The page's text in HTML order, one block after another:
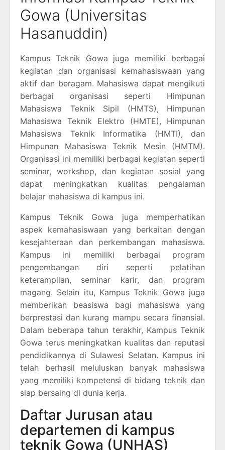
Gowa (Universitas
Hasanuddin)
Kampus Teknik Gowa juga memiliki berbagai
kegiatan dan organisasi kemahasiswaan yang
aktif dan beragam. Mahasiswa dapat mengikuti
berbagai organisasi seperti Himpunan
Mahasiswa Teknik Sipil (HMTS), Himpunan
Mahasiswa Teknik Elektro (HMTE), Himpunan
Mahasiswa Teknik Informatika (HMTI), dan
Himpunan Mahasiswa Teknik Mesin (HMTM).
Organisasi ini memiliki berbagai kegiatan seperti
seminar, workshop, dan kegiatan sosial yang
dapat meningkatkan kualitas pengalaman
belajar mahasiswa di kampus ini.
Kampus Teknik Gowa juga memperhatikan
aspek kemahasiswaan yang berkaitan dengan
kesejahteraan dan perkembangan mahasiswa.
Kampus ini memiliki berbagai program
pengembangan diri seperti pelatihan
keterampilan, seminar karir, dan program
magang. Selain itu, Kampus Teknik Gowa juga
memberikan beasiswa bagi mahasiswa yang
berprestasi dan kurang mampu secara finansial.
Dalam beberapa tahun terakhir, Kampus Teknik
Gowa terus meningkatkan kualitas dan reputasi
pendidikannya di Sulawesi Selatan. Kampus ini
telah berhasil meluluskan banyak mahasiswa
yang memiliki kompetensi di bidang teknik dan
siap bersaing di dunia kerja.
Daftar Jurusan atau
departemen di kampus
teknik Gowa (UNHAS)